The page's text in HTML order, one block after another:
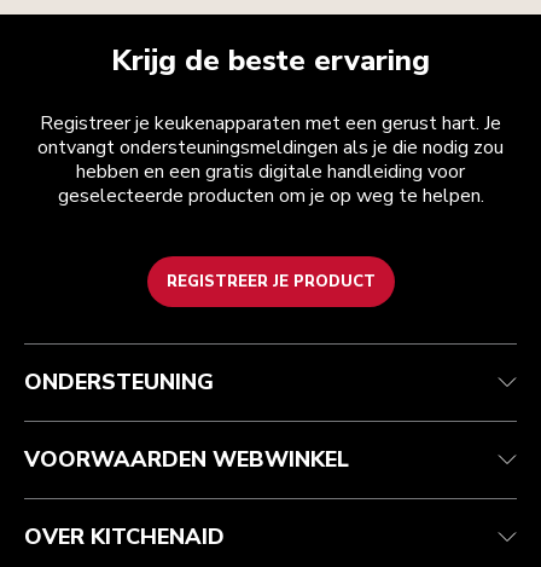
Krijg de beste ervaring
Registreer je keukenapparaten met een gerust hart. Je
ontvangt ondersteuningsmeldingen als je die nodig zou
hebben en een gratis digitale handleiding voor
geselecteerde producten om je op weg te helpen.
REGISTREER JE PRODUCT
Health check
Je bestelling volgen
Garantie en documenten
Veelgestelde vragen
Algemene voorwaarden
Retournering en terugbetaling
Imprint
ODR
Het merk
Zoek een winkel
ONDERSTEUNING
VOORWAARDEN WEBWINKEL
OVER KITCHENAID